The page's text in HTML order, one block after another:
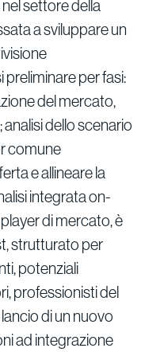
settore della
a sviluppare un
preliminare per fasi:
del mercato,
analisi dello scenario
comune
e allineare la
integrata on-
di mercato, è
strutturato per
potenziali
professionisti del
di un nuovo
ad integrazione